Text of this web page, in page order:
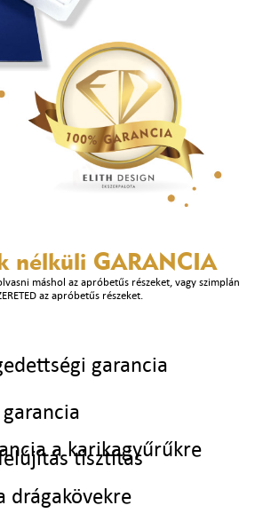
nélküli GARANCIA
máshol az apróbetűs részeket, vagy szimplán
az apróbetűs részeket.
garancia
tisztítás
a karikagyűrűkre
drágakövekre